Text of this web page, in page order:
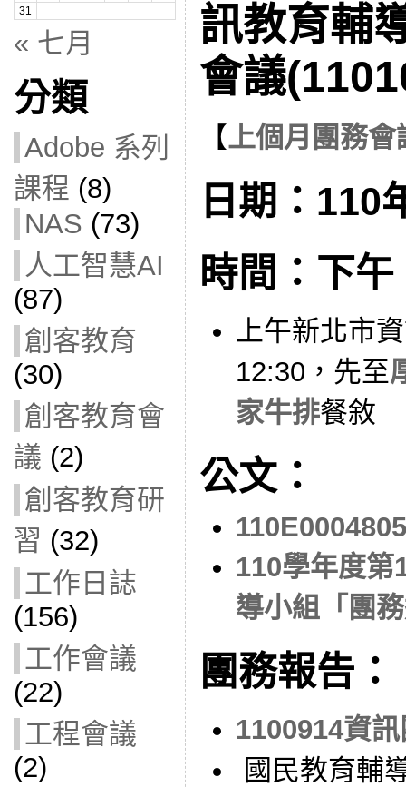
31
« 七月
分類
Adobe 系列
課程 (8)
NAS (73)
人工智慧AI
(87)
創客教育
(30)
創客教育會
議 (2)
創客教育研
習 (32)
工作日誌
(156)
工作會議
(22)
工程會議
(2)
訊教育輔
會議
【上個月團務會
日期：110
時間：下
上午新北市
12:30，先至
家牛排餐敘
公文：
110E0004805
110學年度第
導小組「團
團務報告：
1100914資
國民教育輔